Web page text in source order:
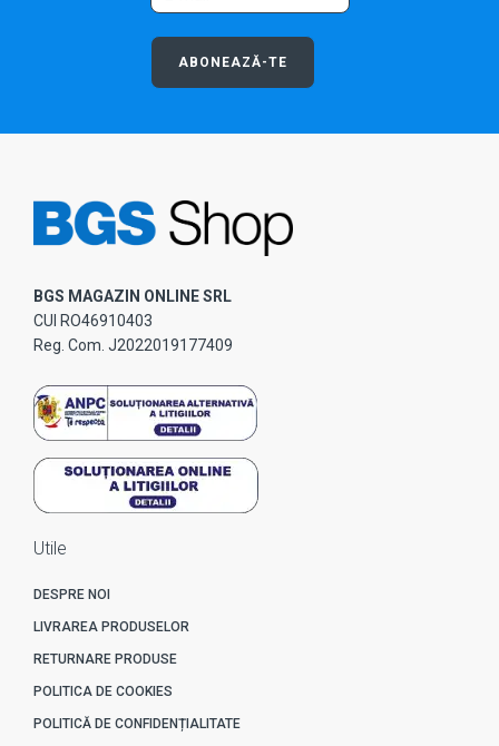
ABONEAZĂ-TE
BGS MAGAZIN ONLINE SRL
CUI RO46910403
Reg. Com. J2022019177409
Utile
DESPRE NOI
LIVRAREA PRODUSELOR
RETURNARE PRODUSE
POLITICA DE COOKIES
POLITICĂ DE CONFIDENȚIALITATE